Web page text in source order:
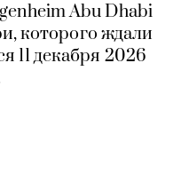
Abu Dhabi
которого ждали
11 декабря 2026